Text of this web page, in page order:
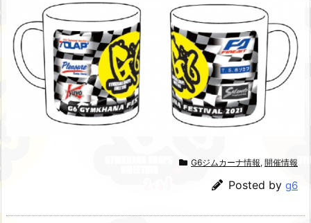
G6ジムカーナ情報, 開催情報
Posted by g6